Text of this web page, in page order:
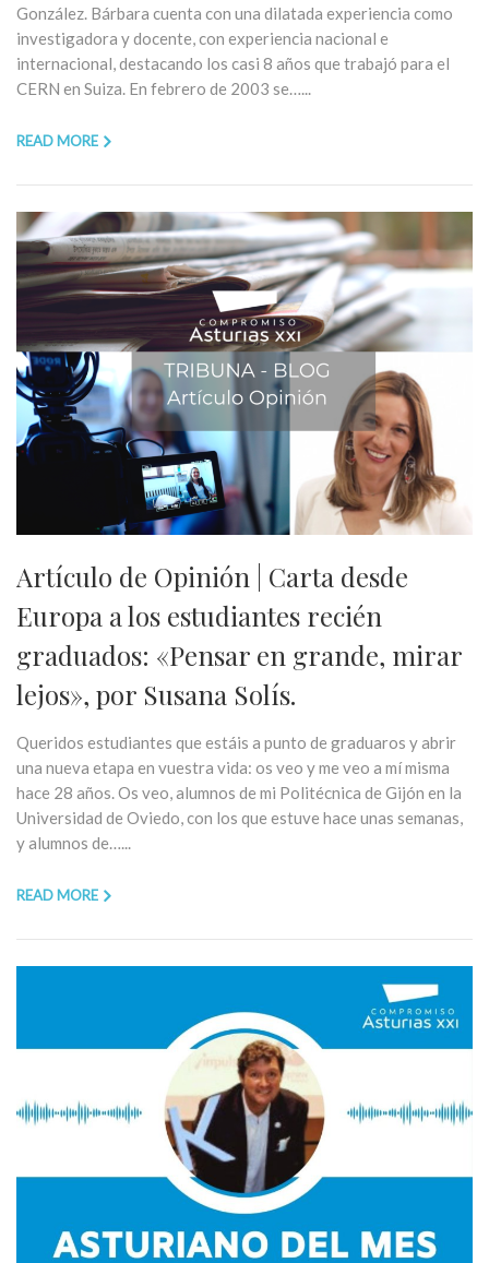
González. Bárbara cuenta con una dilatada experiencia como
investigadora y docente, con experiencia nacional e
internacional, destacando los casi 8 años que trabajó para el
CERN en Suiza. En febrero de 2003 se…...
READ MORE
Artículo de Opinión | Carta desde
Europa a los estudiantes recién
graduados: «Pensar en grande, mirar
lejos», por Susana Solís.
Queridos estudiantes que estáis a punto de graduaros y abrir
una nueva etapa en vuestra vida: os veo y me veo a mí misma
hace 28 años. Os veo, alumnos de mi Politécnica de Gijón en la
Universidad de Oviedo, con los que estuve hace unas semanas,
y alumnos de…...
READ MORE